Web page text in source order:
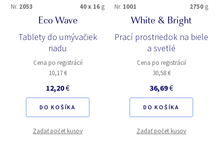
Nr. 2053 40 x 16 g
Eco Wave
Tablety do umývačiek
riadu
Cena po registrácií
10,17 €
12,20€
DO KOŠÍKA
Zadať počet kusov
Nr. 1001 2750 g
White & Bright
Prací prostriedok na biele
a svetlé
Cena po registrácií
30,58 €
36,69€
DO KOŠÍKA
Zadať počet kusov